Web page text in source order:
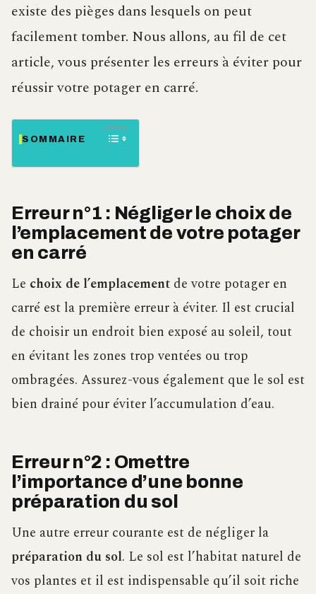
existe des pièges dans lesquels on peut
facilement tomber. Nous allons, au fil de cet
article, vous présenter les erreurs à éviter pour
réussir votre potager en carré.
SOMMAIRE
Erreur n°1 : Négliger le choix de
l’emplacement de votre potager
en carré
Le choix de l’emplacement de votre potager en
carré est la première erreur à éviter. Il est crucial
de choisir un endroit bien exposé au soleil, tout
en évitant les zones trop ventées ou trop
ombragées. Assurez-vous également que le sol est
bien drainé pour éviter l’accumulation d’eau.
Erreur n°2 : Omettre
l’importance d’une bonne
préparation du sol
Une autre erreur courante est de négliger la
préparation du sol. Le sol est l’habitat naturel de
vos plantes et il est indispensable qu’il soit riche